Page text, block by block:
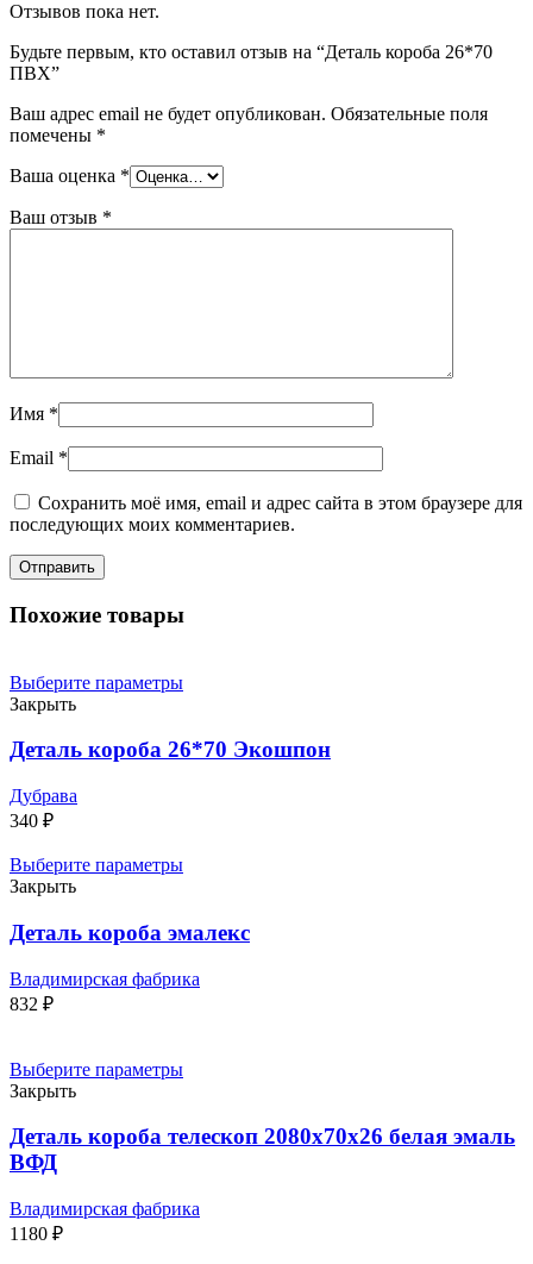
Отзывов пока нет.
Будьте первым, кто оставил отзыв на “Деталь короба 26*70
ПВХ”
Ваш адрес email не будет опубликован. Обязательные поля
помечены *
Ваша оценка *
Ваш отзыв *
Имя *
Email *
Сохранить моё имя, email и адрес сайта в этом браузере для
последующих моих комментариев.
Похожие товары
Выберите параметры
Закрыть
Деталь короба 26*70 Экошпон
Дубрава
340 ₽
Выберите параметры
Закрыть
Деталь короба эмалекс
Владимирская фабрика
832 ₽
Выберите параметры
Закрыть
Деталь короба телескоп 2080х70х26 белая эмаль
ВФД
Владимирская фабрика
1180 ₽